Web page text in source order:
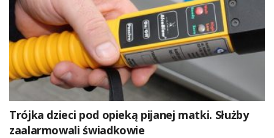
Trójka dzieci pod opieką pijanej matki. Służby
zaalarmowali świadkowie